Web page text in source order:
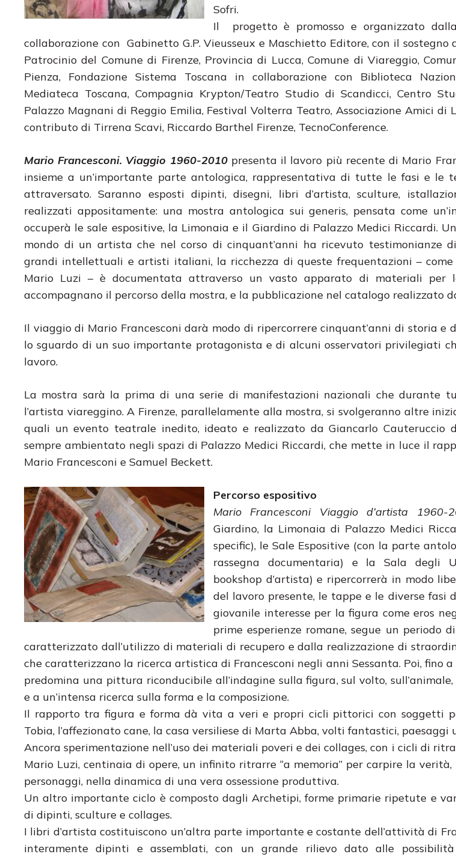
Sofri.
Il progetto è promosso e organizzato
collaborazione con Gabinetto G.P. Vieusseux e Maschietto Editore, con il sostegno
Patrocinio del Comune di Firenze, Provincia di Lucca, Comune di Viareggio,
Pienza, Fondazione Sistema Toscana in collaborazione con Biblioteca
Mediateca Toscana, Compagnia Krypton/Teatro Studio di Scandicci, Centro
Palazzo Magnani di Reggio Emilia, Festival Volterra Teatro, Associazione Amici di
contributo di Tirrena Scavi, Riccardo Barthel Firenze, TecnoConference.
Mario Francesconi. Viaggio 1960-2010presenta il lavoro più recente di Mario
insieme a un’importante parte antologica, rappresentativa di tutte le fasi e le
attraversato. Saranno esposti dipinti, disegni, libri d’artista, sculture,
realizzati appositamente: una mostra antologica sui generis, pensata come
occuperà le sale espositive, la Limonaia e il Giardino di Palazzo Medici Riccardi.
mondo di un artista che nel corso di cinquant’anni ha ricevuto testimonianze
grandi intellettuali e artisti italiani, la ricchezza di queste frequentazioni –
Mario Luzi – è documentata attraverso un vasto apparato di materiali
accompagnano il percorso della mostra, e la pubblicazione nel catalogo realizzato
Il viaggio di Mario Francesconi darà modo di ripercorrere cinquant’anni di storia
lo sguardo di un suo importante protagonista e di alcuni osservatori privilegiati
lavoro.
La mostra sarà la prima di una serie di manifestazioni nazionali che durante
l’artista viareggino. A Firenze, parallelamente alla mostra, si svolgeranno altre
quali un evento teatrale inedito, ideato e realizzato da Giancarlo Cauteruccio
sempre ambientato negli spazi di Palazzo Medici Riccardi, che mette in luce il
Mario Francesconi e Samuel Beckett.
Percorso espositivo
Mario Francesconi Viaggio d’artista 1960-
Giardino, la Limonaia di Palazzo Medici
specific), le Sale Espositive (con la parte
rassegna documentaria) e la Sala degli
bookshop d’artista) e ripercorrerà in modo
del lavoro presente, le tappe e le diverse fasi
giovanile interesse per la figura come eros
prime esperienze romane, segue un periodo
caratterizzato dall’utilizzo di materiali di recupero e dalla realizzazione di
che caratterizzano la ricerca artistica di Francesconi negli anni Sessanta. Poi, fino
predomina una pittura riconducibile all’indagine sulla figura, sul volto,
e a un’intensa ricerca sulla forma e la composizione.
Il rapporto tra figura e forma dà vita a veri e propri cicli pittorici con soggetti
Tobia, l’affezionato cane, la casa versiliese di Marta Abba, volti fantastici, paesaggi
Ancora sperimentazione nell’uso dei materiali poveri e dei collages, con i cicli di
Mario Luzi, centinaia di opere, un infinito ritrarre “a memoria” per carpire la
personaggi, nella dinamica di una vera ossessione produttiva.
Un altro importante ciclo è composto dagli Archetipi, forme primarie ripetute e
di dipinti, sculture e collages.
I libri d’artista costituiscono un’altra parte importante e costante dell’attività di
interamente dipinti e assemblati, con un grande rilievo dato alle